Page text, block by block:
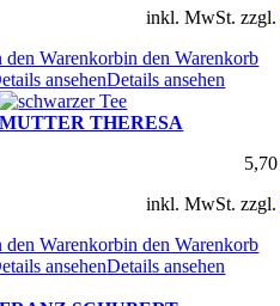
inkl. MwSt. zzgl.
den Warenkorbin den Warenkorb
ansehenDetails ansehen
MUTTER THERESA
5,70
inkl. MwSt. zzgl.
den Warenkorbin den Warenkorb
ansehenDetails ansehen